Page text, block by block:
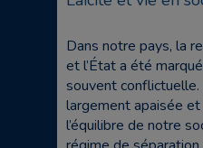
Dans notre pays, la
et l’État a été
souvent conflictuelle.
largement apaisée et
l’équilibre de notre